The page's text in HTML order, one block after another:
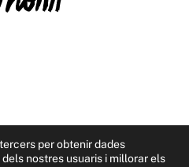
per obtenir dades
nostres usuaris i millorar els